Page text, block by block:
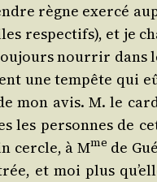
règne exer­cé
res­pec­tifs), et je
nour­rir dans
une tem­pête qui
mon avis. M. le
per­sonnes de
cercle, à Mme de
et moi plus